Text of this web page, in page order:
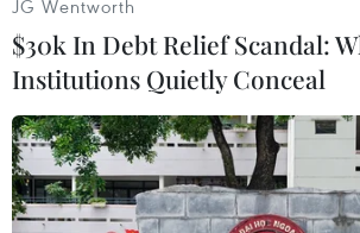
Kinh Bắc yêu ca hát và giàu lòng
Thu
JG Wentworth
$30k In Debt Relief Scandal:
Institutions Quietly Conceal